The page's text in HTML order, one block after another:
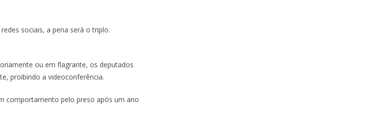
sociais, a pena será o triplo.
ou em flagrante, os deputados
proibindo a videoconferência.
comportamento pelo preso após um ano